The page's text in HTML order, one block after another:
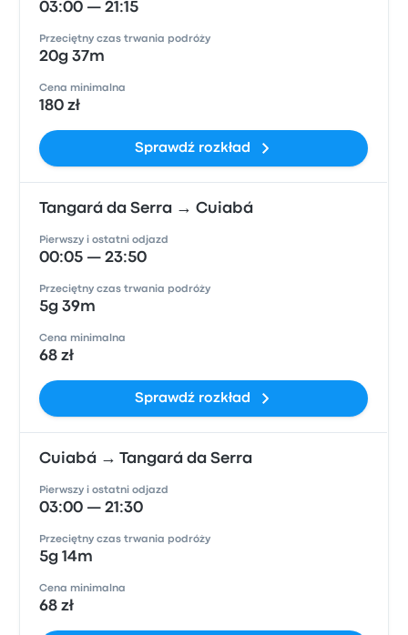
03:00 — 21:15
Przeciętny czas trwania podróży
20g 37m
Cena minimalna
180 zł
Sprawdź rozkład
Tangará da Serra → Cuiabá
Pierwszy i ostatni odjazd
00:05 — 23:50
Przeciętny czas trwania podróży
5g 39m
Cena minimalna
68 zł
Sprawdź rozkład
Cuiabá → Tangará da Serra
Pierwszy i ostatni odjazd
03:00 — 21:30
Przeciętny czas trwania podróży
5g 14m
Cena minimalna
68 zł